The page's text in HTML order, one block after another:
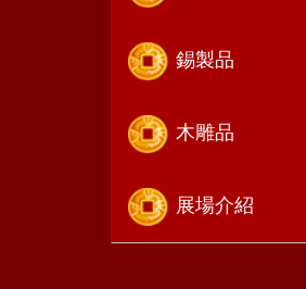
錫製品
木雕品
展場介紹